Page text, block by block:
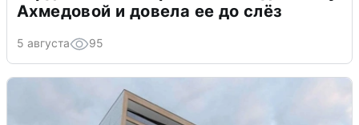
Ахмедовой и довела ее до слёз
5 августа 95